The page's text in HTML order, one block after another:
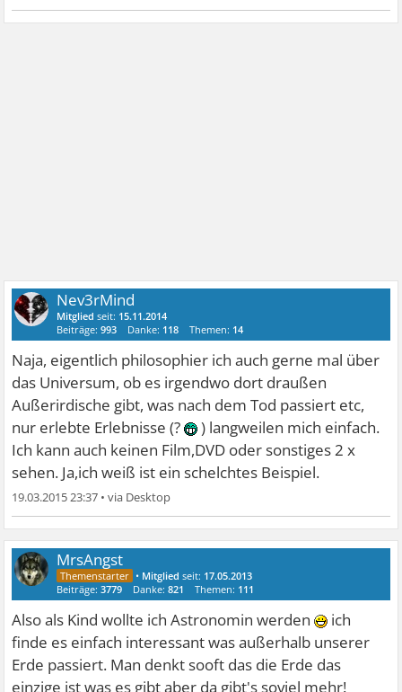
Nev3rMind
Mitglied seit: 15.11.2014
Beiträge:993 Danke: 118 Themen: 14
Naja, eigentlich philosophier ich auch gerne mal über
das Universum, ob es irgendwo dort draußen
Außerirdische gibt, was nach dem Tod passiert etc,
nur erlebte Erlebnisse (?
) langweilen mich einfach.
Ich kann auch keinen Film,DVD oder sonstiges 2 x
sehen. Ja,ich weiß ist ein schelchtes Beispiel.
19.03.2015 23:37 •
MrsAngst
• Mitglied seit: 17.05.2013
Beiträge:3779 Danke:821 Themen: 111
Also als Kind wollte ich Astronomin werden
ich
finde es einfach interessant was außerhalb unserer
Erde passiert. Man denkt sooft das die Erde das
einzige ist was es gibt aber da gibt's soviel mehr!